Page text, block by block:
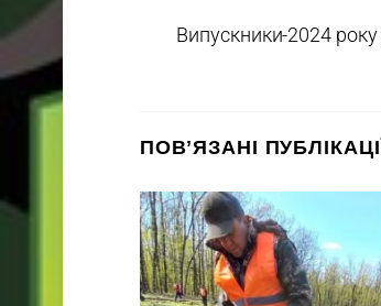
Випускники-2024
ПОВʼЯЗАНІ